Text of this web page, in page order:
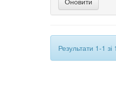
Результати 1-1